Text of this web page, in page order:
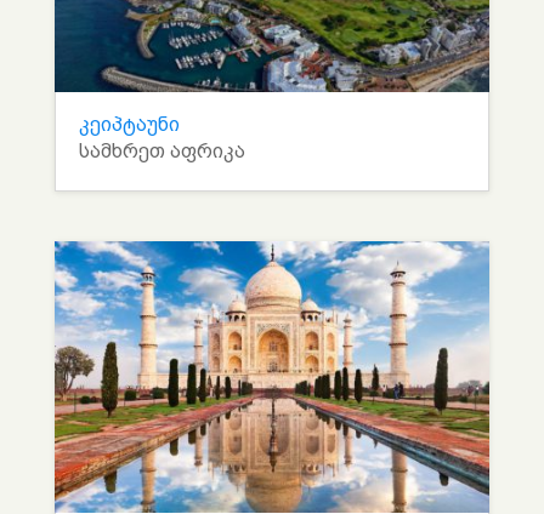
კეიპტაუნი
სამხრეთ აფრიკა